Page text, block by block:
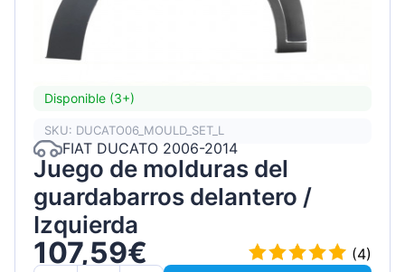
Disponible (3+)
SKU: DUCATO06_MOULD_SET_L
FIAT DUCATO 2006-2014
Juego de molduras del
guardabarros delantero /
Izquierda
107,59€
(4)